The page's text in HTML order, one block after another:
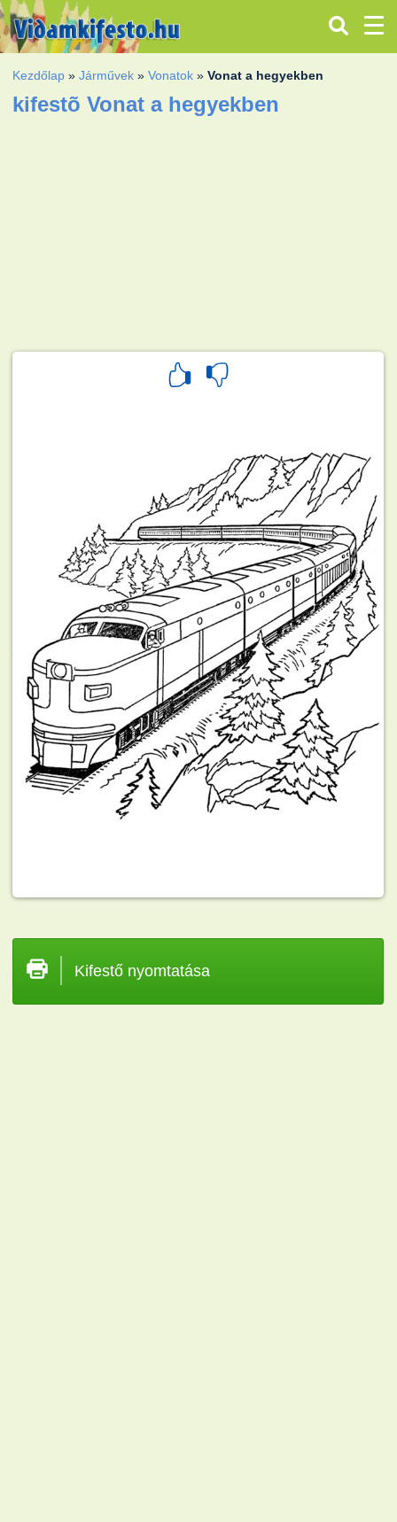
Kezdőlap »Járművek »Vonatok »Vonat a hegyekben
kifestõ Vonat a hegyekben
Kifestő nyomtatása